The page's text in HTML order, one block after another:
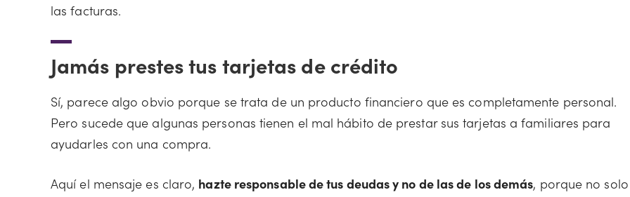
las facturas.
Jamás prestes tus tarjetas de crédito
Sí, parece algo obvio porque se trata de un producto financiero que es completamente personal.
Pero sucede que algunas personas tienen el mal hábito de prestar sus tarjetas a familiares para
ayudarles con una compra.
Aquí el mensaje es claro, hazte responsable de tus deudas y no de las de los demás, porque no solo